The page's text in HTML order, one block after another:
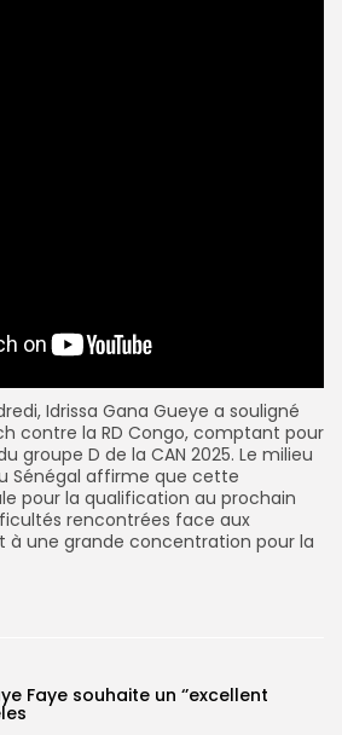
Idrissa Gana Gueye a souligné
contre la RD Congo, comptant pour
groupe D de la CAN 2025. Le milieu
Sénégal affirme que cette
pour la qualification au prochain
rencontrées face aux
à une grande concentration pour la
Faye souhaite un ‘’excellent